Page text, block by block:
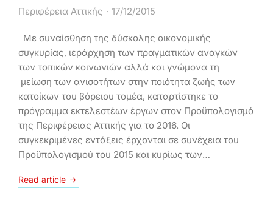
Περιφέρεια Αττικής 17/12/2015
Με συναίσθηση της δύσκολης οικονομικής
συγκυρίας, ιεράρχηση των πραγματικών αναγκών
των τοπικών κοινωνιών αλλά και γνώμονα τη
μείωση των ανισοτήτων στην ποιότητα ζωής των
κατοίκων του βόρειου τομέα, καταρτίστηκε το
πρόγραμμα εκτελεστέων έργων στον Προϋπολογισμό
της Περιφέρειας Αττικής για το 2016. Οι
συγκεκριμένες εντάξεις έρχονται σε συνέχεια του
Προϋπολογισμού του 2015 και κυρίως των…
Read article